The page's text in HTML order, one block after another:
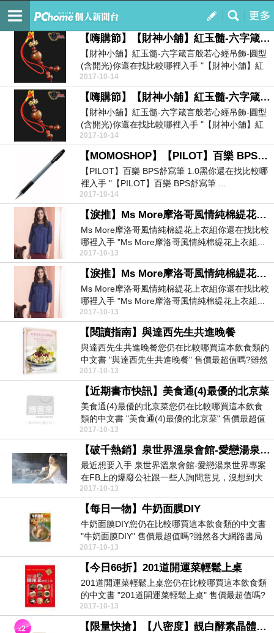
我的
訂閱
20171013N
【嗨購節】【財神小舖】紅玉髓-六字箴言般若心經吊飾-圓型(含開光)
【財神小舖】紅玉髓-六字箴言般若心經吊飾-圓型
(含開光)你還在找比較哪裡入手 "【財神小舖】紅
玉髓-...
2017-10-14
【嗨購節】【財神小舖】紅玉髓-六字箴言般若心經吊飾-圓型(含開光)
【財神小舖】紅玉髓-六字箴言般若心經吊飾-圓型
(含開光)你還在找比較哪裡入手 "【財神小舖】紅
玉髓-...
2017-10-14
【MOMOSHOP】【PILOT】百樂 BPS舒寫筆 1.0黑
【PILOT】百樂 BPS舒寫筆 1.0黑你還在找比較哪
裡入手 "【PILOT】百樂 BPS舒寫筆 ...
2017-10-14
【淚推】Ms More摩洛哥風情純棉緹花上衣組
Ms More摩洛哥風情純棉緹花上衣組你還在找比較
哪裡入手 "Ms More摩洛哥風情純棉緹花上衣組...
2017-10-13
【淚推】Ms More摩洛哥風情純棉緹花上衣組
Ms More摩洛哥風情純棉緹花上衣組你還在找比較
哪裡入手 "Ms More摩洛哥風情純棉緹花上衣組...
2017-10-13
【閱讀指南】與達西先生共進晚餐
與達西先生共進晚餐您仍在比較哪買這本飲食類的
中文書 "與達西先生共進晚餐" 售價最超值嗎?雖然
各大網...
2017-10-13
【近期書市快訊】美食通(4)最優的北京菜
美食通(4)最優的北京菜您仍在比較哪買這本飲食
類的中文書 "美食通(4)最優的北京菜" 售價最超值
嗎...
2017-10-13
【破千熱銷】泉世界溫泉會館-愛戀湯泉世界專案☆好精彩☆
最近想要入手 泉世界溫泉會館-愛戀湯泉世界專案
在FB上的爆廢公社跟一些人詢問意見，沒想到大
家都一致...
2017-10-13
【每日一物】牛奶面膜DIY
牛奶面膜DIY您仍在比較哪買這本飲食類的中文書
"牛奶面膜DIY" 售價最超值嗎?雖然各大網路書局
均...
2017-10-13
【今日66折】201道開運菜輕鬆上桌
201道開運菜輕鬆上桌您仍在比較哪買這本飲食類
的中文書 "201道開運菜輕鬆上桌" 售價最超值嗎?
雖...
2017-10-13
【限量快搶】【八密度】靚白酵素晶體皂x2